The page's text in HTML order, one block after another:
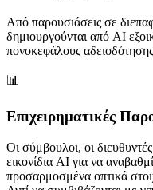
Από παρουσιάσεις σε
δημιουργούνται από AI
πονοκεφάλους
📊
Επιχειρηματικές
Οι σύμβουλοι, οι
εικονίδια AI για να
προσαρμοσμένα οπτικά